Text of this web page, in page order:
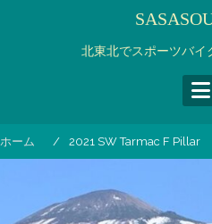
キ
北東北でスポーツバイ
ホーム 2021 SW Tarmac F Pillar